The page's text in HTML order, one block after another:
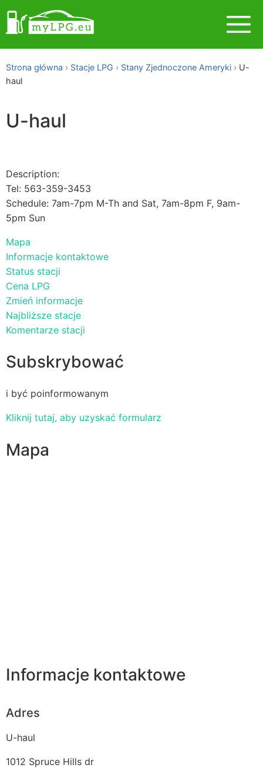
Strona główna Stacje LPG Stany Zjednoczone Ameryki
U-
haul
U-haul
Description:
Tel: 563-359-3453
Schedule: 7am-7pm M-Th and Sat, 7am-8pm F, 9am-
5pm Sun
Mapa
Informacje kontaktowe
Status stacji
Cena LPG
Zmień informacje
Najbliższe stacje
Komentarze stacji
Subskrybować
i być poinformowanym
Kliknij tutaj, aby uzyskać formularz
Mapa
Informacje kontaktowe
Adres
U-haul
1012 Spruce Hills dr